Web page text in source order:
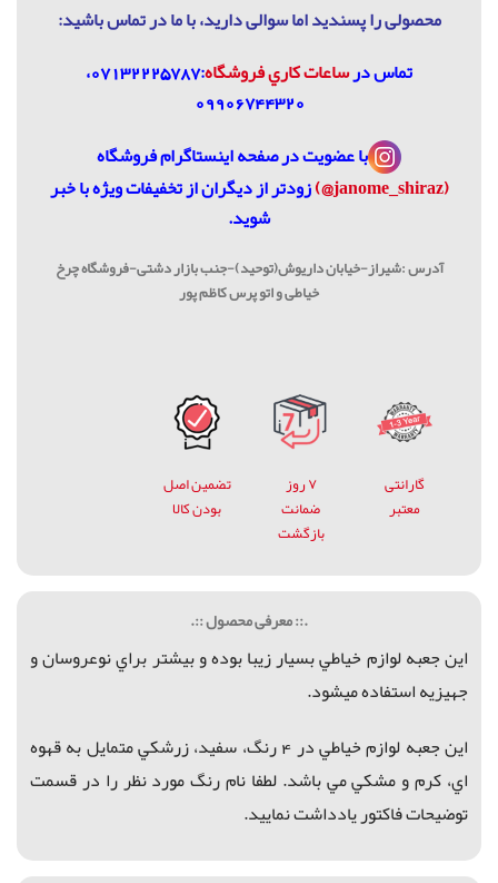
محصولی را پسندید اما سوالی دارید، با ما در تماس باشيد:
تماس درساعات كاري فروشگاه
:07132225787،
09906744320
با عضویت درصفحه اینستاگرام فروشگاه
(janome_shiraz@)
زودتر از دیگران از تخفیفات ویژه با خبر
شوید.
آدرس :شیراز-خیابان داریوش(توحید)-جنب بازار دشتی-فروشگاه چرخ
خیاطی و اتو پرس کاظم پور
گارانتی
معتبر
۷ روز
ضمانت
بازگشت
تضمین اصل
بودن کالا
.:: معرفی محصول ::.
اين جعبه لوازم خياطي بسيار زيبا بوده و بيشتر براي نوعروسان و
جهيزيه استفاده ميشود.
اين جعبه لوازم خياطي در 4 رنگ، سفيد، زرشكي متمايل به قهوه
اي، كرم و مشكي مي باشد. لطفا نام رنگ مورد نظر را در قسمت
توضيحات فاكتور يادداشت نماييد.